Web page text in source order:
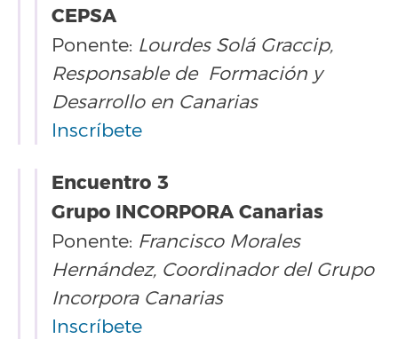
CEPSA
Ponente: Lourdes Solá Graccip,
Responsable de Formación y
Desarrollo en Canarias
Inscríbete
Encuentro 3
Grupo INCORPORA Canarias
Ponente: Francisco Morales
Hernández, Coordinador del Grupo
Incorpora Canarias
Inscríbete